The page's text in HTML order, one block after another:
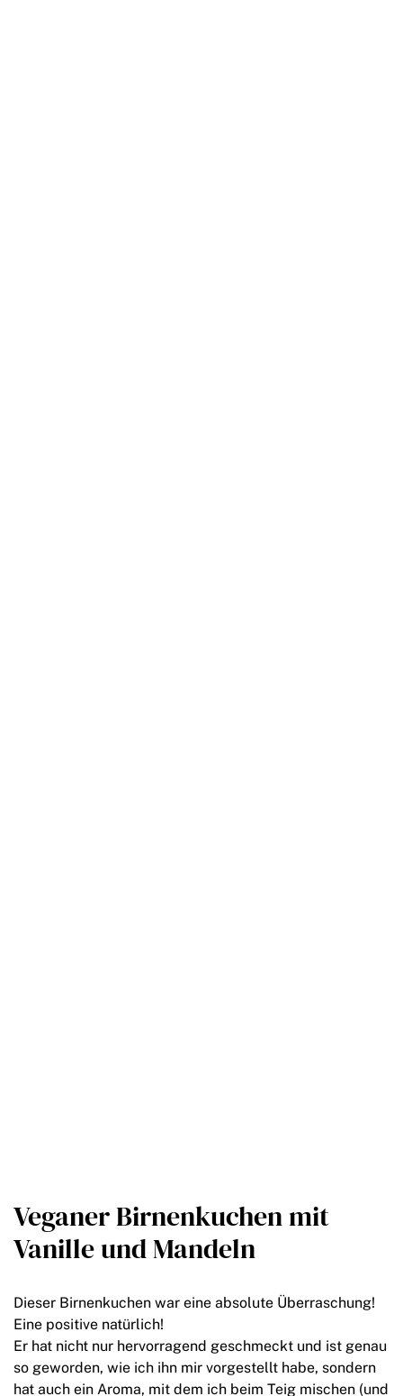
Veganer Birnenkuchen mit
Vanille und Mandeln
Dieser Birnenkuchen war eine absolute Überraschung!
Eine positive natürlich!
Er hat nicht nur hervorragend geschmeckt und ist genau
so geworden, wie ich ihn mir vorgestellt habe, sondern
hat auch ein Aroma, mit dem ich beim Teig mischen (und